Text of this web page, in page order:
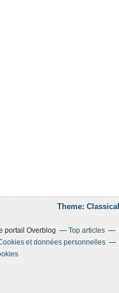
Theme:
portail Overblog
Top articles
et données personnelles